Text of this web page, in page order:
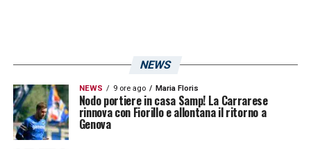
NEWS
NEWS 9 ore ago Maria Floris
Nodo portiere in casa Samp! La Carrarese
rinnova con Fiorillo e allontana il ritorno a
Genova